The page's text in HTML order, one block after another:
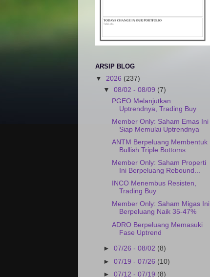
ARSIP BLOG
▼ 2026 (237)
▼08/02 - 08/09 (7)
PGEO Melanjutkan
Uptrendnya, Trading Buy
Member Only: Saham Emas Ini
Siap Memulai Uptrendnya
ANTM Berpeluang Membentuk
Bullish Triple Bottoms
Member Only: Saham Properti
Ini Berpeluang Rebound...
INCO Menembus Resisten,
Trading Buy
Member Only: Saham Migas Ini
Berpeluang Naik 35-47%
ADRO Berpeluang Memasuki
Fase Uptrend
►07/26 - 08/02 (8)
►07/19 - 07/26 (10)
►07/12 - 07/19 (8)